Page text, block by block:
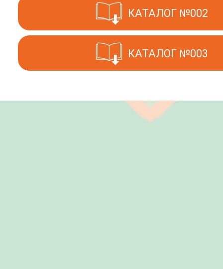
КАТАЛОГ №002
КАТАЛОГ №003